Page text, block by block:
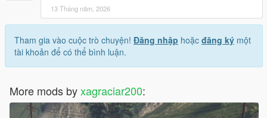
13 Tháng năm, 2026
Tham gia vào cuộc trò chuyện! Đăng nhập hoặc đăng ký một
tài khoản để có thể bình luận.
More mods byxagraciar200: